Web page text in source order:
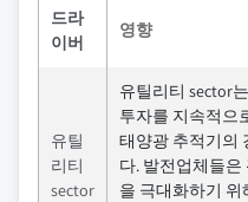
드라
이버
영향
유틸
리티
sector
유틸리티 sector
투자를 지속적으
태양광 추적기의
다. 발전업체들
을 극대화하기 위